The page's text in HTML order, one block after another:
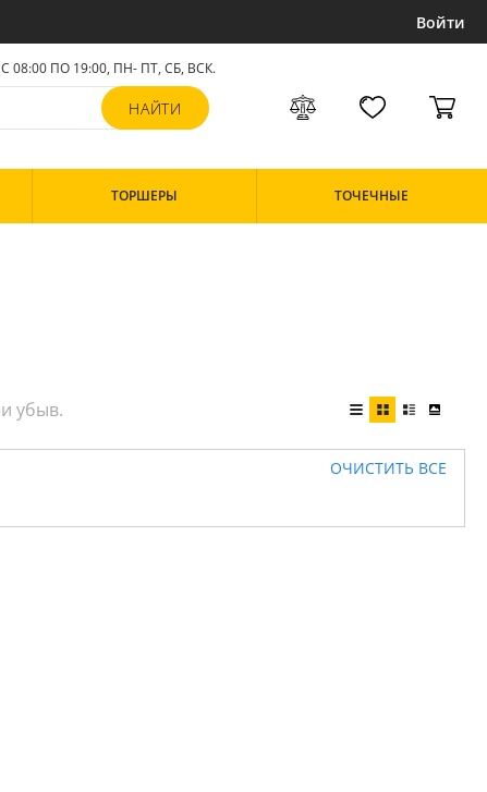
Войти
С 08:00 ПО 19:00, ПН- ПТ, СБ, ВСК.
ТОРШЕРЫ ТОЧЕЧНЫЕ
ОЧИСТИТЬ ВСЕ